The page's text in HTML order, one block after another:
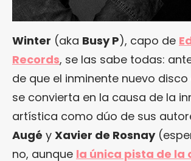
Winter (aka Busy P), capo de
Records, se las sabe todas:
de que el inminente nuevo disco
se convierta en la causa de la
artística como dúo de sus
Augé y Xavier de Rosnay
no, aunque la única pista de la